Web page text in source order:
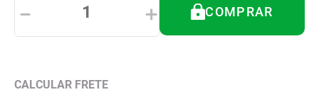
＋
－ COMPRAR
º
10º cadeira higienica